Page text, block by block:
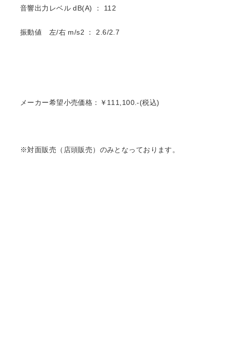
音響出力レベル dB(A) ： 112
振動値 左/右 m/s2 ： 2.6/2.7
メーカー希望小売価格：￥111,100.-(税込)
※対面販売（店頭販売）のみとなっております。